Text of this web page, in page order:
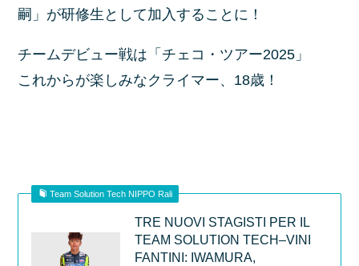
嗣」が研修生として加入することに！
チームデビュー戦は「チェコ・ツアー2025」
これからが楽しみなクライマー、18歳！
Team Solution Tech NIPPO Rali
TRE NUOVI STAGISTI PER IL
TEAM SOLUTION TECH–VINI
FANTINI: IWAMURA,